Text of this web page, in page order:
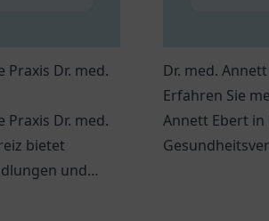
Dr. med.
Dr. med.
bietet
und
Dr. med.
Erfahren Sie
Annett Ebert